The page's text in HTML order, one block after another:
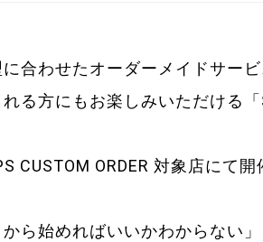
合わせたオーダーメイドサービ
る方にもお楽しみいただける「
CUSTOM ORDER 対象店にて開
から始めればいいかわからない